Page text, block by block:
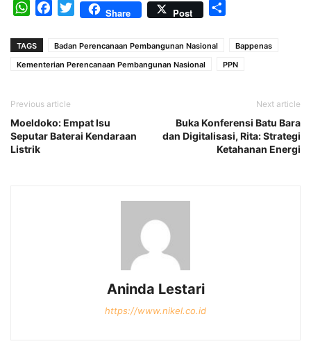
WhatsAppFacebook
TwitterShare Post
TAGS Badan Perencanaan Pembangunan Nasional
Bappenas
Kementerian Perencanaan Pembangunan Nasional
PPN
Previous article
Moeldoko: Empat Isu
Seputar Baterai Kendaraan
Listrik
Next article
Buka Konferensi Batu Bara
dan Digitalisasi, Rita: Strategi
Ketahanan Energi
Aninda Lestari
https://www.nikel.co.id